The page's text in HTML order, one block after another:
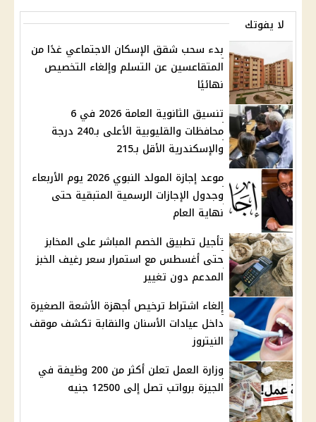
لا يفوتك
بدء سحب شقق الإسكان الاجتماعي غدًا من
المتقاعسين عن التسلم وإلغاء التخصيص
نهائيًا
تنسيق الثانوية العامة 2026 في 6
محافظات والقليوبية الأعلى بـ240 درجة
والإسكندرية الأقل بـ215
موعد إجازة المولد النبوي 2026 يوم الأربعاء
وجدول الإجازات الرسمية المتبقية حتى
نهاية العام
تأجيل تطبيق الخصم المباشر على المخابز
حتى أغسطس مع استمرار سعر رغيف الخبز
المدعم دون تغيير
إلغاء اشتراط ترخيص أجهزة الأشعة الصغيرة
داخل عيادات الأسنان والنقابة تكشف موقف
النيتروز
وزارة العمل تعلن أكثر من 200 وظيفة في
الجيزة برواتب تصل إلى 12500 جنيه